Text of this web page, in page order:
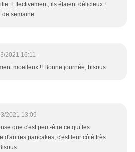
Effectivement, ils étaient délicieux !
de semaine
2021 16:11
moelleux !! Bonne journée, bisous
2021 13:09
que c'est peut-être ce qui les
d'autres pancakes, c'est leur côté très